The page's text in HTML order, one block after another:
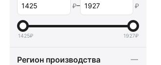
₽– ₽
1425₽ 1927₽
Регион производства